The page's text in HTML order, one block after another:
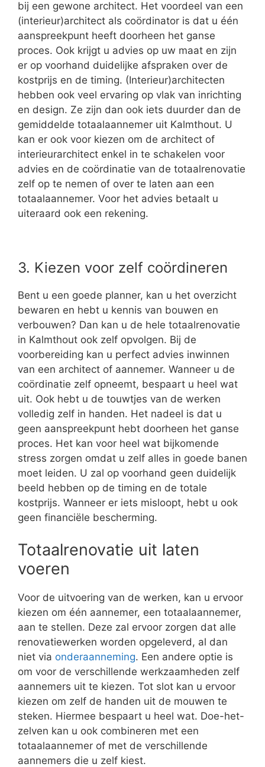
bij een gewone architect. Het voordeel van een
(interieur)architect als coördinator is dat u één
aanspreekpunt heeft doorheen het ganse
proces. Ook krijgt u advies op uw maat en zijn
er op voorhand duidelijke afspraken over de
kostprijs en de timing. (Interieur)architecten
hebben ook veel ervaring op vlak van inrichting
en design. Ze zijn dan ook iets duurder dan de
gemiddelde totaalaannemer uit Kalmthout. U
kan er ook voor kiezen om de architect of
interieurarchitect enkel in te schakelen voor
advies en de coördinatie van de totaalrenovatie
zelf op te nemen of over te laten aan een
totaalaannemer. Voor het advies betaalt u
uiteraard ook een rekening.
3. Kiezen voor zelf coördineren
Bent u een goede planner, kan u het overzicht
bewaren en hebt u kennis van bouwen en
verbouwen? Dan kan u de hele totaalrenovatie
in Kalmthout ook zelf opvolgen. Bij de
voorbereiding kan u perfect advies inwinnen
van een architect of aannemer. Wanneer u de
coördinatie zelf opneemt, bespaart u heel wat
uit. Ook hebt u de touwtjes van de werken
volledig zelf in handen. Het nadeel is dat u
geen aanspreekpunt hebt doorheen het ganse
proces. Het kan voor heel wat bijkomende
stress zorgen omdat u zelf alles in goede banen
moet leiden. U zal op voorhand geen duidelijk
beeld hebben op de timing en de totale
kostprijs. Wanneer er iets misloopt, hebt u ook
geen financiële bescherming.
Totaalrenovatie uit laten
voeren
Voor de uitvoering van de werken, kan u ervoor
kiezen om één aannemer, een totaalaannemer,
aan te stellen. Deze zal ervoor zorgen dat alle
renovatiewerken worden opgeleverd, al dan
niet via onderaanneming. Een andere optie is
om voor de verschillende werkzaamheden zelf
aannemers uit te kiezen. Tot slot kan u ervoor
kiezen om zelf de handen uit de mouwen te
steken. Hiermee bespaart u heel wat. Doe-het-
zelven kan u ook combineren met een
totaalaannemer of met de verschillende
aannemers die u zelf kiest.